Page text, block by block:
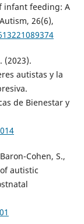
infant feeding: A
26(6),
(2023).
autistas y la
de Bienestar y
Cohen, S.,
autistic